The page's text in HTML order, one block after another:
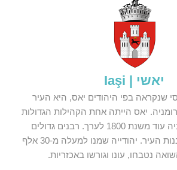
יאשי | Iaşi
שנקראה בפי היהודים יאס, היא העיר
יאס הייתה אחת הקהילות הגדולות
והחשובות ברומניה עוד משנת 1800 לערך. רבנים גדולים
וחשובים כיהנו ברבנות העיר. יהודייה שמנו למעלה מ-30 אלף
נטבחו, עונו וגורשו באכזריות.